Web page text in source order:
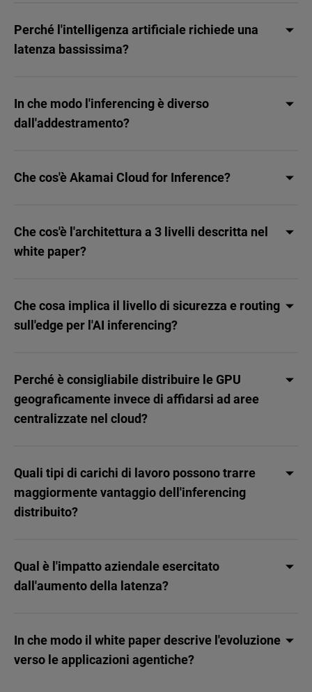
Perché l'intelligenza artificiale richiede una
latenza bassissima?
In che modo l'inferencing è diverso
dall'addestramento?
Che cos'è Akamai Cloud for Inference?
Che cos'è l'architettura a 3 livelli descritta nel
white paper?
Che cosa implica il livello di sicurezza e routing
sull'edge per l'AI inferencing?
Perché è consigliabile distribuire le GPU
geograficamente invece di affidarsi ad aree
centralizzate nel cloud?
Quali tipi di carichi di lavoro possono trarre
maggiormente vantaggio dell'inferencing
distribuito?
Qual è l'impatto aziendale esercitato
dall'aumento della latenza?
In che modo il white paper descrive l'evoluzione
verso le applicazioni agentiche?